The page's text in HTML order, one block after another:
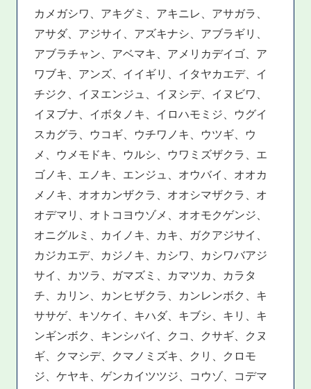
カメガシワ、アキグミ、アキニレ、アサガラ、
アサダ、アジサイ、アズキナシ、アブラギリ、
アブラチャン、アベマキ、アメリカデイゴ、ア
ワブキ、アンズ、イイギリ、イタヤカエデ、イ
チジク、イヌエンジュ、イヌシデ、イヌビワ、
イヌブナ、イボタノキ、イロハモミジ、ウグイ
スカグラ、ウコギ、ウチワノキ、ウツギ、ウ
メ、ウメモドキ、ウルシ、ウワミズザクラ、エ
ゴノキ、エノキ、エンジュ、オウバイ、オオカ
メノキ、オオカンザクラ、オオシマザクラ、オ
オデマリ、オトコヨウゾメ、オオモクゲンジ、
オニグルミ、カイノキ、カキ、ガクアジサイ、
カジカエデ、カジノキ、カシワ、カシワバアジ
サイ、カツラ、ガマズミ、カマツカ、カラタ
チ、カリン、カンヒザクラ、カンレンボク、キ
ササゲ、キソケイ、キハダ、キブシ、キリ、キ
ンギンボク、キンシバイ、クコ、クサギ、クヌ
ギ、クマシデ、クマノミズキ、クリ、クロモ
ジ、ケヤキ、ゲンカイツツジ、コウゾ、コデマ